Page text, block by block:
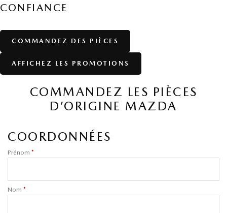
CONFIANCE
COMMANDEZ DES PIÈCES
AFFICHEZ LES PROMOTIONS
COMMANDEZ LES PIÈCES
D’ORIGINE MAZDA
COORDONNÉES
Prénom *
Nom *